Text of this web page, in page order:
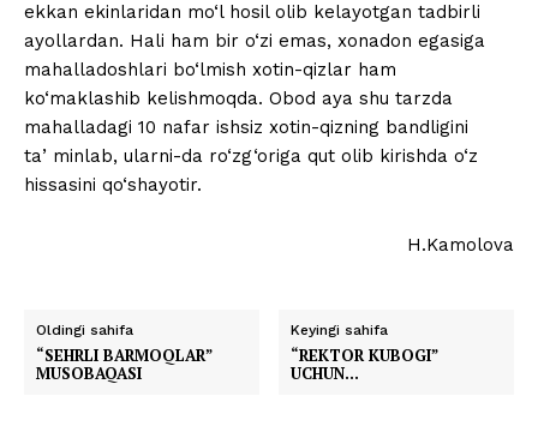
ekkan ekinlaridan mo‘l hosil olib kelayotgan tadbirli
ayollardan. Hali ham bir o‘zi emas, xonadon egasiga
mahalladoshlari bo‘lmish xotin-qizlar ham
ko‘maklashib kelishmoqda. Obod aya shu tarzda
mahalladagi 10 nafar ishsiz xotin-qizning bandligini
taʼminlab, ularni-da ro‘zg‘origa qut olib kirishda o‘z
hissasini qo‘shayotir.
H.Kamolova
Oldingi sahifa
“SEHRLI BARMOQLAR”
MUSOBAQASI
Keyingi sahifa
“REKTOR KUBOGI”
UCHUN…